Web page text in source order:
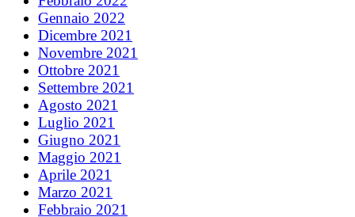
Gennaio 2022
Dicembre 2021
Novembre 2021
Ottobre 2021
Settembre 2021
Agosto 2021
Luglio 2021
Giugno 2021
Maggio 2021
Aprile 2021
Marzo 2021
Febbraio 2021